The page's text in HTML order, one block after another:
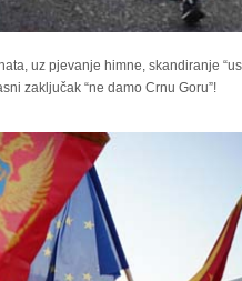
uz pjevanje himne, skandiranje
zaključak “ne damo Crnu Goru”!